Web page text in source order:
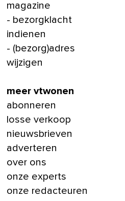
magazine
- bezorgklacht
indienen
- (bezorg)adres
wijzigen
meer vtwonen
abonneren
losse verkoop
nieuwsbrieven
adverteren
over ons
onze experts
onze redacteuren